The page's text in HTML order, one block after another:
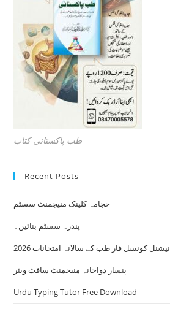
طب پاکستانی کتاب
Recent Posts
حجامہ کلینک منیجمنٹ سسٹم
پندرہ سسٹم بنائیں۔
نیشنل کونسل فار طب کے سالانہ امتحانات 2026
پنسار دواخانہ منیجمنٹ سافٹ ویئر
Urdu Typing Tutor Free Download